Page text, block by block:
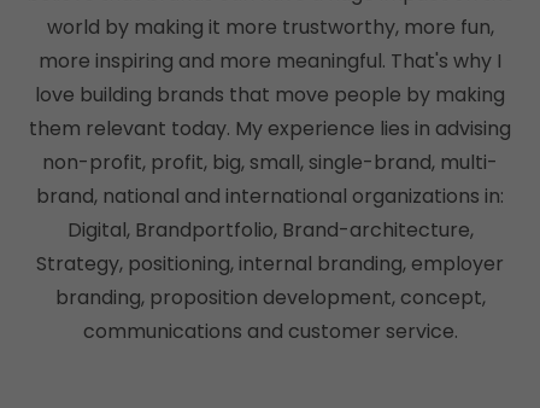
world by making it more trustworthy, more fun,
more inspiring and more meaningful. That's why I
love building brands that move people by making
them relevant today. My experience lies in advising
non-profit, profit, big, small, single-brand, multi-
brand, national and international organizations in:
Digital, Brandportfolio, Brand-architecture,
Strategy, positioning, internal branding, employer
branding, proposition development, concept,
communications and customer service.